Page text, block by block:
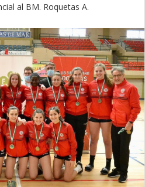
al BM. Roquetas A.